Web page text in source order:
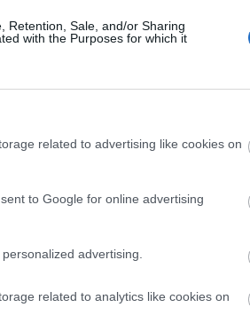
Retention, Sale, and/or Sharing
with the Purposes for which it
related to advertising like cookies on
to Google for online advertising
advertising.
related to analytics like cookies on
να εξασφαλίζει σταθερότητα,
Venting Cooling εξασφαλίζει
ηχητικές προσδοκίες είναι υψηλές.
VOCE II,